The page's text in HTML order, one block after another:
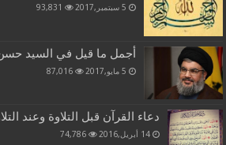
5 سبتمبر,2017 93,831
أجمل ما قيل في السيد
5 مايو,2017 87,016
دعاء القرآن قبل التلاوة وعند
14 أبريل,2016 74,786